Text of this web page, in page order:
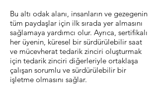
Bu altı odak alanı, insanların ve gezegenin
tüm paydaşlar için ilk sırada yer almasını
sağlamaya yardımcı olur. Ayrıca, sertifikalı
her üyenin, küresel bir sürdürülebilir saat
ve mücevherat tedarik zinciri oluşturmak
için tedarik zinciri diğerleriyle ortaklaşa
çalışan sorumlu ve sürdürülebilir bir
işletme olmasını sağlar.